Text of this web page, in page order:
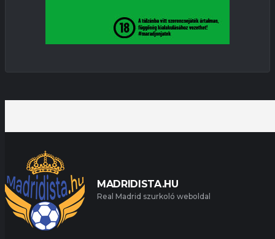
MADRIDISTA.HU
Real Madrid szurkoló weboldal